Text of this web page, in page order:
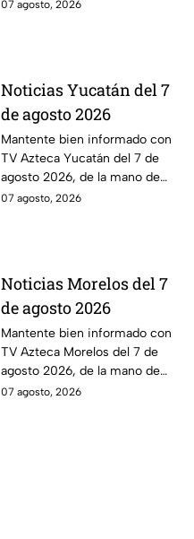
espiritual
07 agosto, 2026
Noticias Yucatán del 7
de agosto 2026
Mantente bien informado con
TV Azteca Yucatán del 7 de
agosto 2026, de la mano de
Lily Camino.
07 agosto, 2026
Noticias Morelos del 7
de agosto 2026
Mantente bien informado con
TV Azteca Morelos del 7 de
agosto 2026, de la mano de
Alexis Balbuena.
07 agosto, 2026